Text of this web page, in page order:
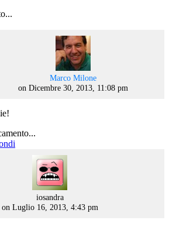
Marco Milonesays:
on Dicembre 30, 2013, 11:08 pm
iosandrasays:
on Luglio 16, 2013, 4:43 pm